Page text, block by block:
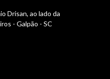
Drisan, ao lado da
- Galpão - SC